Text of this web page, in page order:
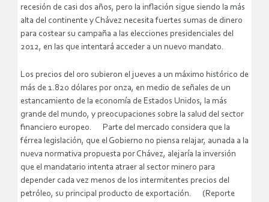
recesión de casi dos años, pero la inflación sigue siendo la más
alta del continente y Chávez necesita fuertes sumas de dinero
para costear su campaña a las elecciones presidenciales del
2012, en las que intentará acceder a un nuevo mandato.
Los precios del oro subieron el jueves a un máximo histórico de
más de 1.820 dólares por onza, en medio de señales de un
estancamiento de la economía de Estados Unidos, la más
grande del mundo, y preocupaciones sobre la salud del sector
financiero europeo. Parte del mercado considera que la
férrea legislación, que el Gobierno no piensa relajar, aunada a la
nueva normativa propuesta por Chávez, alejaría la inversión
que el mandatario intenta atraer al sector minero para
depender cada vez menos de los intermitentes precios del
petróleo, su principal producto de exportación. (Reporte